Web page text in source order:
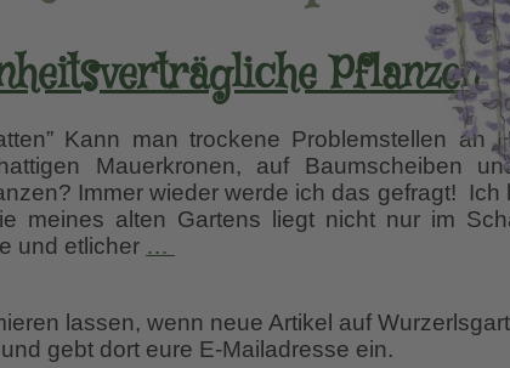
Pflanzen
Kann man trockene Problemstellen an
Mauerkronen, auf Baumscheiben
Immer wieder werde ich das gefragt! Ich
meines alten Gartens liegt nicht nur im
und etlicher …
Pflanzen
lassen, wenn neue Artikel auf
und gebt dort eure E-Mailadresse ein.